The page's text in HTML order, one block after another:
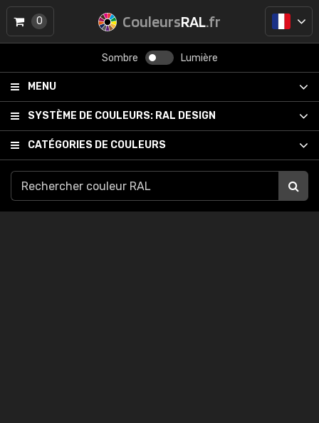
CouleursRAL.fr
Sombre Lumière
MENU
SYSTÈME DE COULEURS: RAL DESIGN
CATÉGORIES DE COULEURS
0